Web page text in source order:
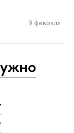
9 февраля